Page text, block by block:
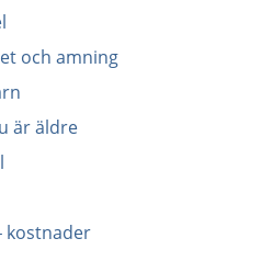
och amning
är äldre
kostnader